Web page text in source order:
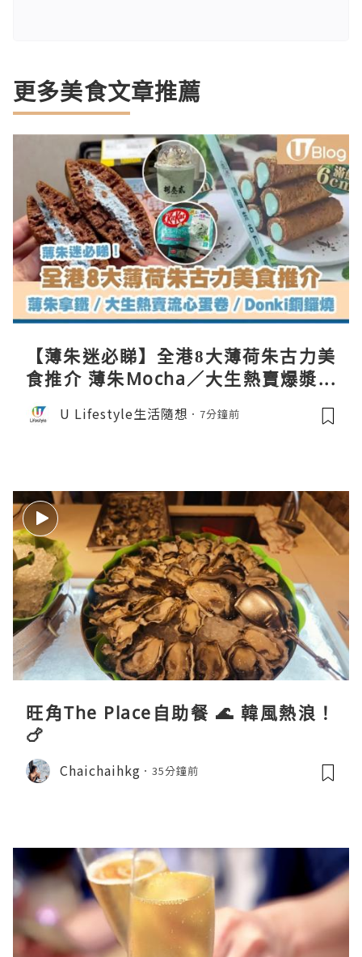
更多美食文章推薦
【薄朱迷必睇】全港8大薄荷朱古力美
食推介 薄朱Mocha／大生熱賣爆漿蛋
卷／Donki銅鑼燒
U Lifestyle生活隨想 7分鐘前
旺角The Place自助餐 🌊 韓風熱浪！
🍗
Chaichaihkg 35分鐘前